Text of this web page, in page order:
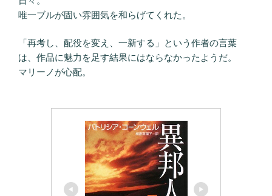
唯一ブルが固い雰囲気を和らげてくれた。
「再考し、配役を変え、一新する」という作者の言葉
は、作品に魅力を足す結果にはならなかったようだ。
マリーノが心配。